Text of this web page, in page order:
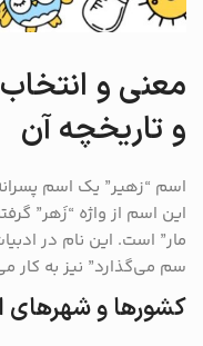
معنی و
و تاریخچه آن
اسم “زهیر” یک اسم
این اسم از واژه “زَهر”
مار” است. این نام در
سم می‌گذارد” نیز به کار
کشورها و شهرهای